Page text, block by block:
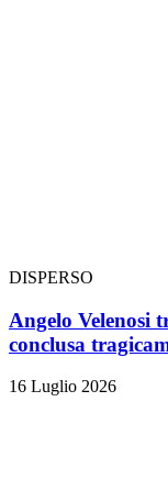
DISPERSO
Angelo Velenosi
conclusa
16 Luglio 2026